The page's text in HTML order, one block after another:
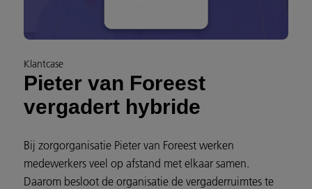
Klantcase
Pieter van Foreest
vergadert hybride
Bij zorgorganisatie Pieter van Foreest werken
medewerkers veel op afstand met elkaar samen.
Daarom besloot de organisatie de vergaderruimtes te